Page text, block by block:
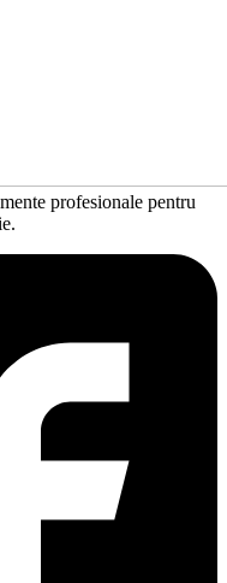
profesionale pentru